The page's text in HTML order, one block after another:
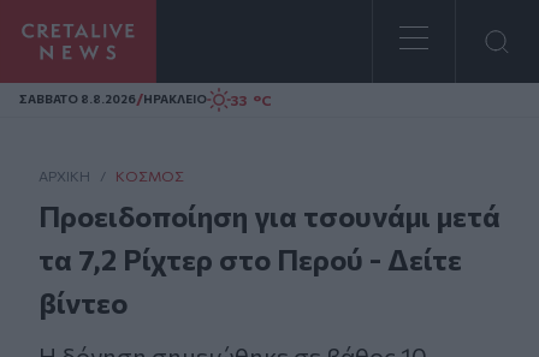
Homepage
ΣAΒΒΑΤΟ 8.8.2026/ΗΡΑΚΛΕΙΟ 33 °C
ΑΡΧΙΚΗ / ΚΌΣΜΟΣ
Προειδοποίηση για τσουνάμι μετά
τα 7,2 Ρίχτερ στο Περού - Δείτε
βίντεο